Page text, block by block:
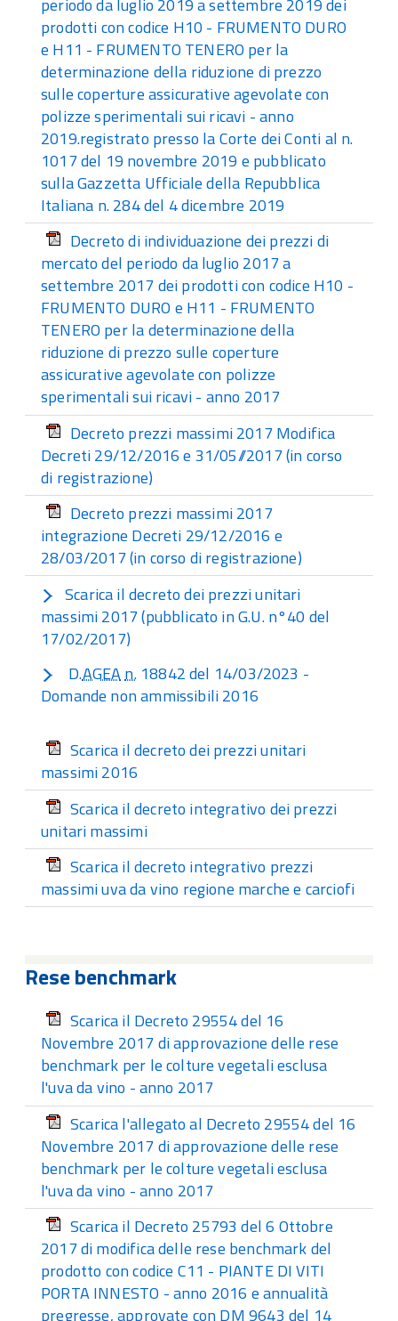
periodo da luglio 2019 a settembre 2019 dei
prodotti con codice H10 - FRUMENTO DURO
e H11 - FRUMENTO TENERO per la
determinazione della riduzione di prezzo
sulle coperture assicurative agevolate con
polizze sperimentali sui ricavi - anno
2019.registrato presso la Corte dei Conti al n.
1017 del 19 novembre 2019 e pubblicato
sulla Gazzetta Ufficiale della Repubblica
Italiana n. 284 del 4 dicembre 2019
Decreto di individuazione dei prezzi di
mercato del periodo da luglio 2017 a
settembre 2017 dei prodotti con codice H10 -
FRUMENTO DURO e H11 - FRUMENTO
TENERO per la determinazione della
riduzione di prezzo sulle coperture
assicurative agevolate con polizze
sperimentali sui ricavi - anno 2017
Decreto prezzi massimi 2017 Modifica
Decreti 29/12/2016 e 31/05//2017 (in corso
di registrazione)
Decreto prezzi massimi 2017
integrazione Decreti 29/12/2016 e
28/03/2017 (in corso di registrazione)
Scarica il decreto dei prezzi unitari
massimi 2017 (pubblicato in G.U. n°40 del
17/02/2017)
D.AGEAn.18842 del 14/03/2023 -
Domande non ammissibili 2016
Scarica il decreto dei prezzi unitari
massimi 2016
Scarica il decreto integrativo dei prezzi
unitari massimi
Scarica il decreto integrativo prezzi
massimi uva da vino regione marche e carciofi
Rese benchmark
Scarica il Decreto 29554 del 16
Novembre 2017 di approvazione delle rese
benchmark per le colture vegetali esclusa
l'uva da vino - anno 2017
Scarica l'allegato al Decreto 29554 del 16
Novembre 2017 di approvazione delle rese
benchmark per le colture vegetali esclusa
l'uva da vino - anno 2017
Scarica il Decreto 25793 del 6 Ottobre
2017 di modifica delle rese benchmark del
prodotto con codice C11 - PIANTE DI VITI
PORTA INNESTO - anno 2016 e annualità
pregresse, approvate con DM 9643 del 14